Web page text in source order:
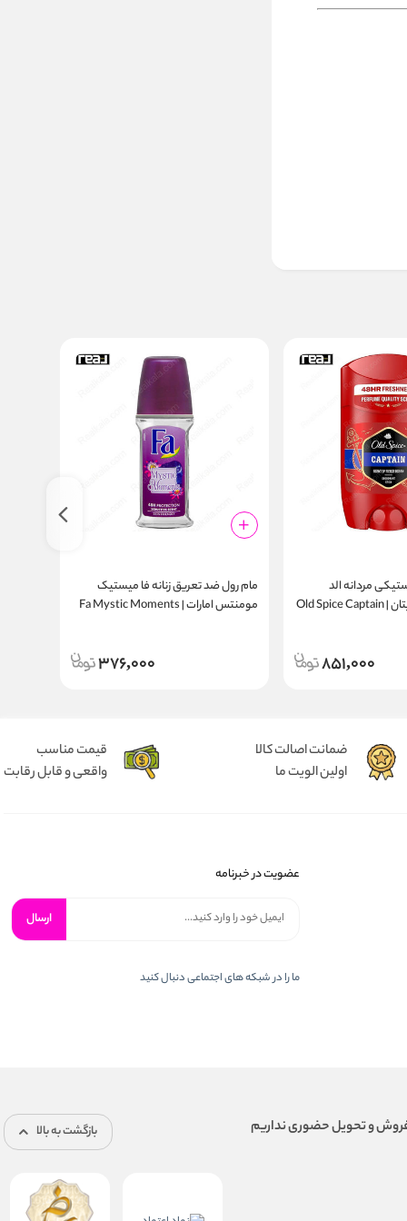
مردانه الد
اسپایس مدل کاپتان | Old Spice Captain
851,000
مام رول ضد تعریق زنانه فا میستیک
مومنتس امارات | Fa Mystic Moments
376,000
ضمانت اصالت کالا
اولین الویت ما
قیمت مناسب
واقعی و قابل رقابت
عضویت در خبرنامه
ارسال
ما را در شبكه های اجتماعی دنبال کنید
بازگشت به بالا